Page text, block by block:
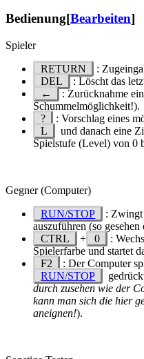
Bedienung[Bearbeiten]
Spieler
RETURN
:
DEL
: Löscht das
←
: Zurücknahme
Schummelmöglichkeit!).
?
: Vorschlag eines
L
und danach eine
Spielstufe (Level) von 0
Gegner (Computer)
RUN/STOP
: Zwingt
auszuführen (so
CTRL
+ 0
:
Spielerfarbe und startet
F2
: Der Computer
RUN/STOP
durch zusehen wie der
kann man sich die hier
aneignen!).